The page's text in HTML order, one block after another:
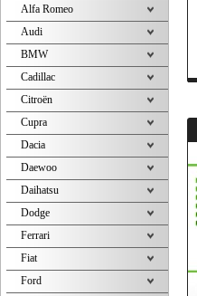
Alfa Romeo
Audi
BMW
Cadillac
Citroën
Cupra
Dacia
Daewoo
Daihatsu
Dodge
Ferrari
Fiat
Ford